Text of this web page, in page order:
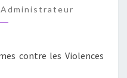
Administrateur
contre les Violences